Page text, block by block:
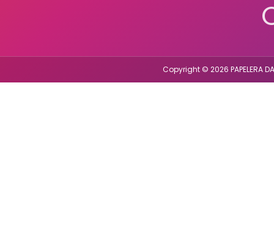
Copyright © 2026 PAPELERA